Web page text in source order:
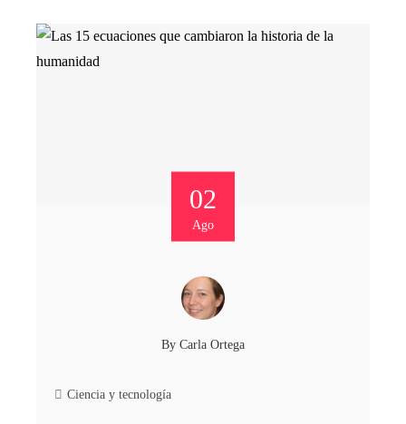
02
Ago
By Carla Ortega
Ciencia y tecnología